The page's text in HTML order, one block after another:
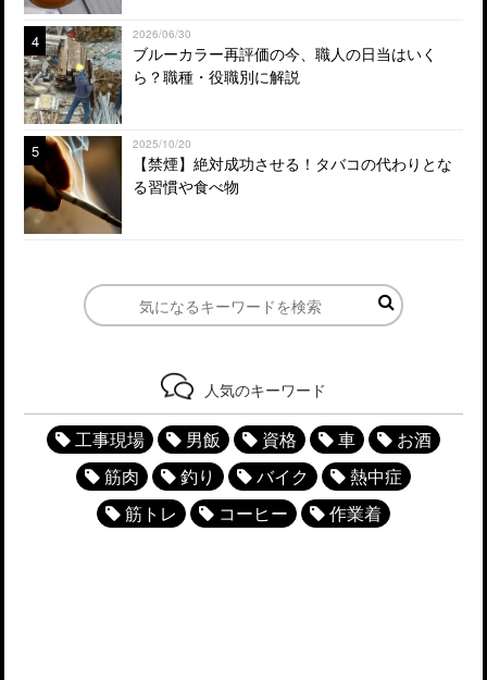
4 2026/06/30
ブルーカラー再評価の今、職人の日当はいく
ら？職種・役職別に解説
5 2025/10/20
【禁煙】絶対成功させる！タバコの代わりとな
る習慣や食べ物
人気のキーワード
工事現場 男飯 資格 車
お酒
筋肉
釣り バイク
熱中症
筋トレ
コーヒー 作業着